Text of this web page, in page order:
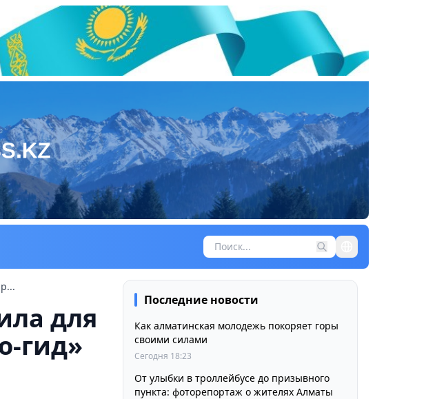
для
гид»
Последние новости
Как алматинская молодежь покоряет горы
своими силами
Сегодня 18:23
От улыбки в троллейбусе до призывного
пункта: фоторепортаж о жителях Алматы